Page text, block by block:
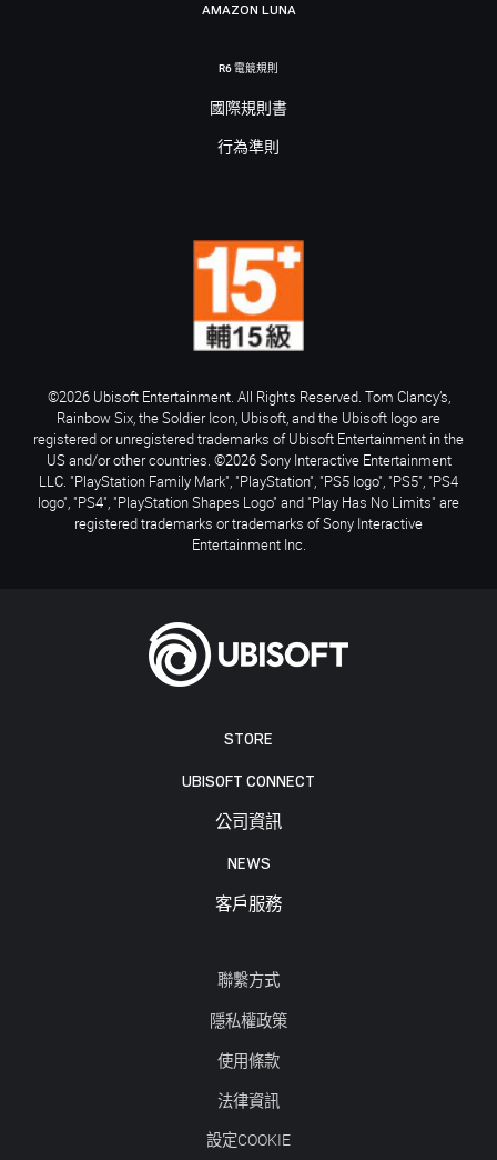
STORE
UBISOFT CONNECT
公司資訊
NEWS
客戶服務
聯繫方式
隱私權政策
使用條款
法律資訊
設定COOKIE
AMAZON LUNA
R6 電競規則
國際規則書
行為準則
©2026 Ubisoft Entertainment. All Rights Reserved. Tom Clancy’s,
Rainbow Six, the Soldier Icon, Ubisoft, and the Ubisoft logo are
registered or unregistered trademarks of Ubisoft Entertainment in the
US and/or other countries. ©2026 Sony Interactive Entertainment
LLC. "PlayStation Family Mark", "PlayStation", "PS5 logo", "PS5", "PS4
logo", "PS4", "PlayStation Shapes Logo" and "Play Has No Limits" are
registered trademarks or trademarks of Sony Interactive
Entertainment Inc.